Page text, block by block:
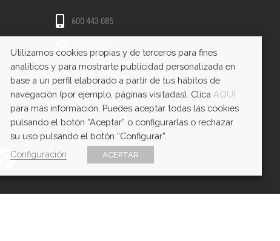
600 443 085
WhatsApp
Utilizamos cookies propias y de terceros para fines
analíticos y para mostrarte publicidad personalizada en
base a un perfil elaborado a partir de tus hábitos de
navegación (por ejemplo, páginas visitadas). Clica AQUÍ
para más información. Puedes aceptar todas las cookies
pulsando el botón “Aceptar” o configurarlas o rechazar
su uso pulsando el botón “Configurar”.
Configuración
ACEPTAR